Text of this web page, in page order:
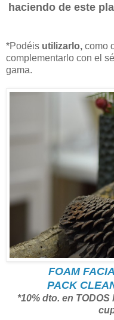
haciendo de este
*Podéis utilizarlo, como
complementarlo con el
gama.
FOAM
PACK
*10% dto. en